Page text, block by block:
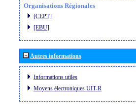
Organisations Régionales
[CEPT]
[EBU]
Autres informations
Informations utiles
Moyens électroniques UIT-R